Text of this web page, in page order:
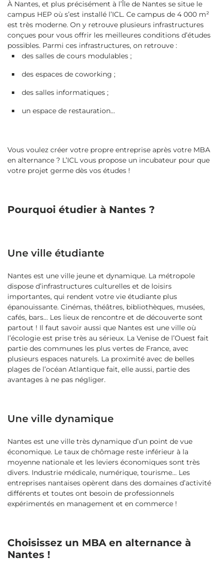
À Nantes, et plus précisément à l’Île de Nantes se situe le
campus HEP où s’est installé l’ICL. Ce campus de 4 000 m²
est très moderne. On y retrouve plusieurs infrastructures
conçues pour vous offrir les meilleures conditions d’études
possibles. Parmi ces infrastructures, on retrouve :
des salles de cours modulables ;
des espaces de coworking ;
des salles informatiques ;
un espace de restauration…
Vous voulez créer votre propre entreprise après votre MBA
en alternance ? L’ICL vous propose un incubateur pour que
votre projet germe dès vos études !
Pourquoi étudier à Nantes ?
Une ville étudiante
Nantes est une ville jeune et dynamique. La métropole
dispose d’infrastructures culturelles et de loisirs
importantes, qui rendent votre vie étudiante plus
épanouissante. Cinémas, théâtres, bibliothèques, musées,
cafés, bars… Les lieux de rencontre et de découverte sont
partout ! Il faut savoir aussi que Nantes est une ville où
l’écologie est prise très au sérieux. La Venise de l’Ouest fait
partie des communes les plus vertes de France, avec
plusieurs espaces naturels. La proximité avec de belles
plages de l’océan Atlantique fait, elle aussi, partie des
avantages à ne pas négliger.
Une ville dynamique
Nantes est une ville très dynamique d’un point de vue
économique. Le taux de chômage reste inférieur à la
moyenne nationale et les leviers économiques sont très
divers. Industrie médicale, numérique, tourisme… Les
entreprises nantaises opèrent dans des domaines d’activité
différents et toutes ont besoin de professionnels
expérimentés en management et en commerce !
Choisissez un MBA en alternance à
Nantes !